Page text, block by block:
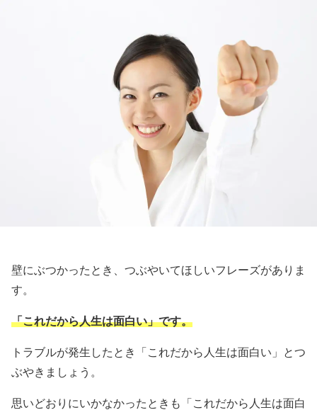
壁にぶつかったとき、つぶやいてほしいフレーズがありま
す。
「これだから人生は面白い」です。
トラブルが発生したとき「これだから人生は面白い」とつ
ぶやきましょう。
思いどおりにいかなかったときも「これだから人生は面白